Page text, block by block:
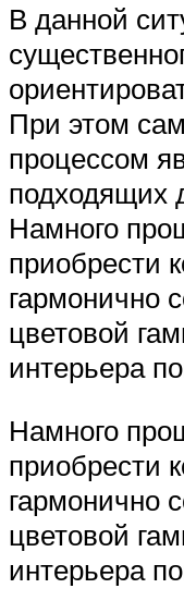
В данной
При этом
процессом
подходящих
Намного
приобрести
гармонично
цветовой
интерьера
Намного
приобрести
гармонично
цветовой
интерьера